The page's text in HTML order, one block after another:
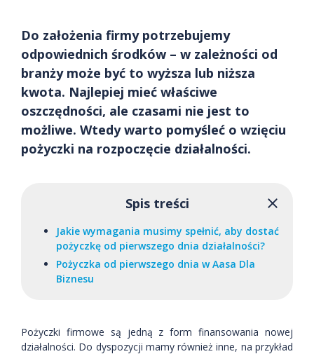
Do założenia firmy potrzebujemy
odpowiednich środków – w zależności od
branży może być to wyższa lub niższa
kwota. Najlepiej mieć właściwe
oszczędności, ale czasami nie jest to
możliwe. Wtedy warto pomyśleć o wzięciu
pożyczki na rozpoczęcie działalności.
Spis treści
Jakie wymagania musimy spełnić, aby dostać
pożyczkę od pierwszego dnia działalności?
Pożyczka od pierwszego dnia w Aasa Dla
Biznesu
Pożyczki firmowe są jedną z form finansowania nowej
działalności. Do dyspozycji mamy również inne, na przykład